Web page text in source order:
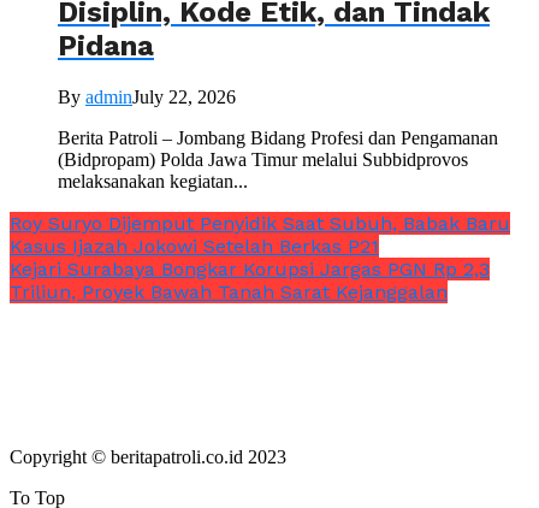
Disiplin, Kode Etik, dan Tindak
Pidana
By adminJuly 22, 2026
Berita Patroli – Jombang Bidang Profesi dan Pengamanan
(Bidpropam) Polda Jawa Timur melalui Subbidprovos
melaksanakan kegiatan...
Roy Suryo Dijemput Penyidik Saat Subuh, Babak Baru
Kasus Ijazah Jokowi Setelah Berkas P21
Kejari Surabaya Bongkar Korupsi Jargas PGN Rp 2,3
Triliun, Proyek Bawah Tanah Sarat Kejanggalan
Copyright © beritapatroli.co.id 2023
To Top